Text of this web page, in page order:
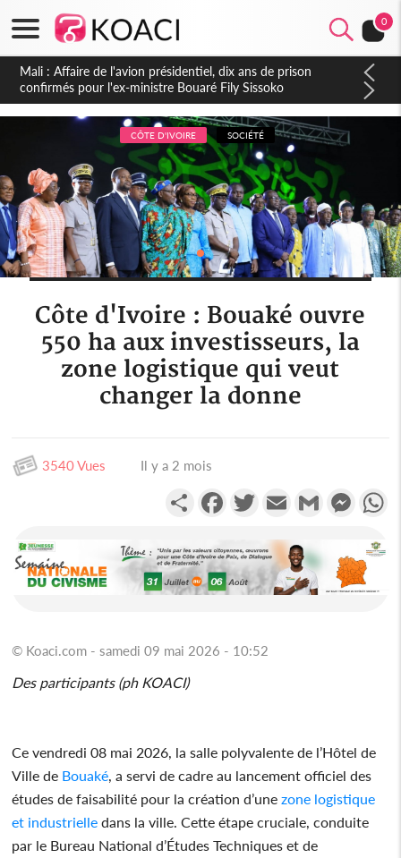
0
Nigeria : Le Togo et le Cameroun principaux acheteurs des
produits de la raffinerie Dangote en juillet
CÔTE D'IVOIRE SOCIÉTÉ
Côte d'Ivoire : Bouaké ouvre
550 ha aux investisseurs, la
zone logistique qui veut
changer la donne
3540 Vues Il y a 2 mois
PartagerFacebookTwitterEmail Gmail
© Koaci.com - samedi 09 mai 2026 - 10:52
Des participants (ph KOACI)
Ce vendredi 08 mai 2026, la salle polyvalente de l’Hôtel de
Ville de Bouaké, a servi de cadre au lancement officiel des
études de faisabilité pour la création d’une zone logistique
et industrielle dans la ville. Cette étape cruciale, conduite
par le Bureau National d’Études Techniques et de